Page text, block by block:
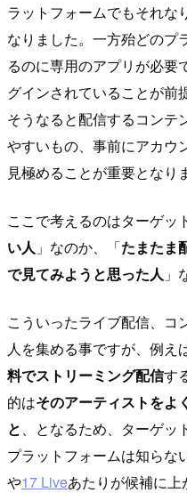
ラットフォームでもそれな
なりました。一方殆どのプ
るのに専用のアプリが必要
グインされていることが前
そうなると配信するコンテ
やすいもの、事前にアカウ
見極めることが重要となり
ここで考えるのはターゲッ
い人 」なのか、「たまたま
で見てみようと思った人 」
こういったライブ配信、コ
人を集める事ですが、例え
料でストリーミング配信す
的はそのアーティストをよ
と 、となるため、ターゲ
プラットフォームは知らな
や17 Liveあたりが候補に上